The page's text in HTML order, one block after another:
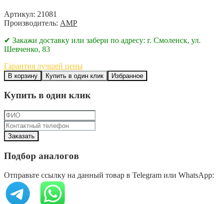
Артикул: 21081
Производитель: AMP
✔ Закажи доставку или забери по адресу: г. Смоленск, ул.
Шевченко, 83
Гарантия лучшей цены
В корзину Купить в один клик Избранное
Купить в один клик
Подбор аналогов
Отправьте ссылку на данный товар в Telegram или WhatsApp: